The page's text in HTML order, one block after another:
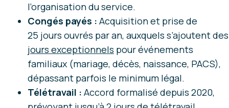
l’organisation du service.
Congés payés : Acquisition et prise de
25 jours ouvrés par an, auxquels s’ajoutent des
jours exceptionnels pour événements
familiaux (mariage, décès, naissance, PACS),
dépassant parfois le minimum légal.
Télétravail : Accord formalisé depuis 2020,